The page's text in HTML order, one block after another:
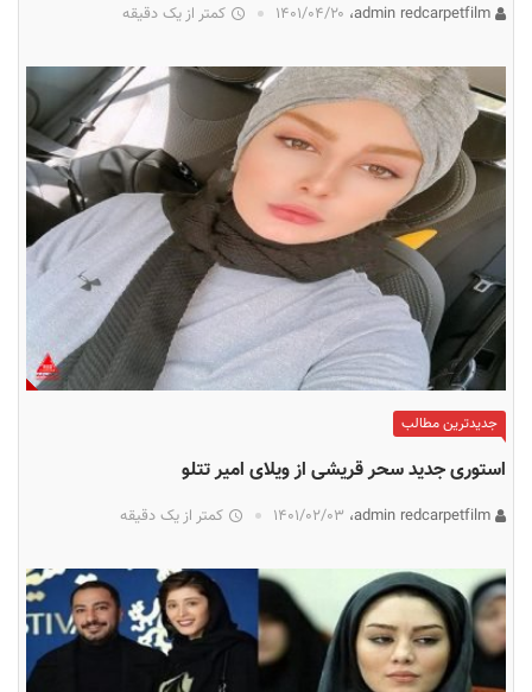
۱۴۰۱/۰۴/۲۰ کمتر از یک دقیقه
جدیدترین مطالب
استوری جدید سحر قریشی از ویلای امیر تتلو
۱۴۰۱/۰۲/۰۳ کمتر از یک دقیقه